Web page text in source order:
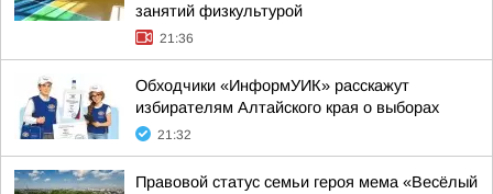
занятий физкультурой
21:36
Обходчики «ИнформУИК» расскажут
избирателям Алтайского края о выборах
21:32
Правовой статус семьи героя мема «Весёлый